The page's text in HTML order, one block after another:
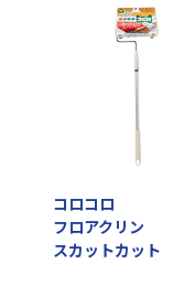
コロコロ
フロアクリン
スカットカット